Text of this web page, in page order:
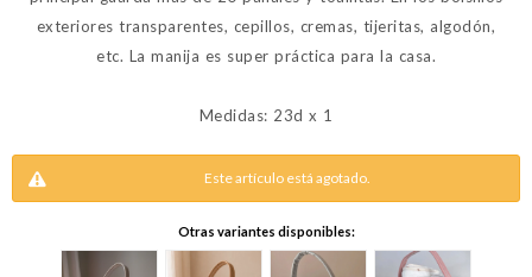
exteriores transparentes, cepillos, cremas, tijeritas, algodón,
etc. La manija es super práctica para la casa.
Medidas: 23d x 1
Este artículo está agotado.
Otras variantes disponibles: